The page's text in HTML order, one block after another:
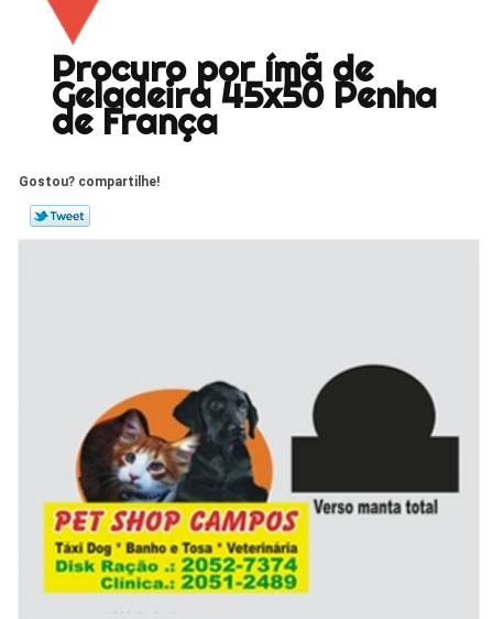
Procuro por ímã de
Geladeira 45x50 Penha
de França
Gostou? compartilhe!